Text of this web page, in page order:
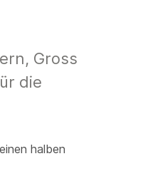
Gross
die
halben